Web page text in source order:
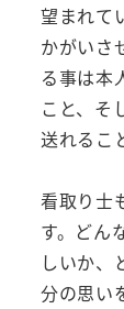
望まれて
かがいさ
る事は本
こと、そ
送れるこ
看取り士
す。どん
しいか、
分の思い